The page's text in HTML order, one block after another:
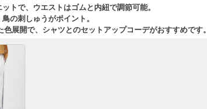
トで、ウエストはゴムと内紐で調節可能。
の刺しゅうがポイント。
展開で、シャツとのセットアップコーデがおすすめです。